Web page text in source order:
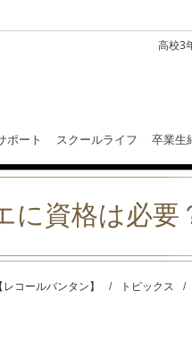
高校3
ポート スクールライフ 卒業生
に資格は必要
コールバンタン】 / トピックス /